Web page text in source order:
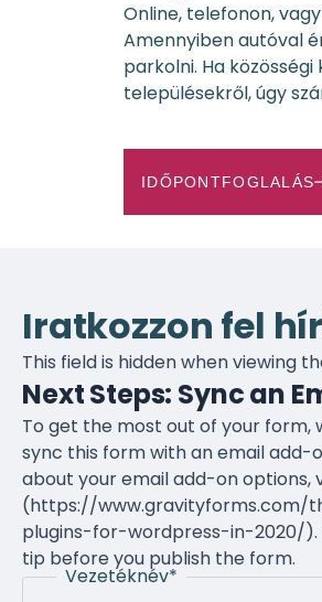
Online, telefonon,
Amennyiben autóval
parkolni. Ha
településekről, úgy
IDŐPONTFOGLALÁS
Iratkozzon fel
This field is hidden when viewing
Next Steps: Sync an
To get the most out of your form,
sync this form with an email add-
about your email add-on options,
(https://www.gravityforms.com/
plugins-for-wordpress-in-2020/).
tip before you publish the form.
Vezetéknév*